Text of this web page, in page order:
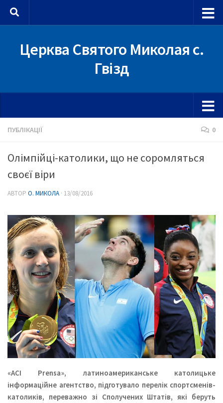
Skip to content
Церква Святого Миколая с.
Гвізд
ПУБЛІКАЦІЇ 0
Олімпійці-католики, що не соромляться
своєї віри
АВТОР О. МИКОЛА · 13/08/2016
«ACI Prensa», латиноамериканське католицьке
інформаційне агентство, підготувало перелік спортсменів-
католиків, переважно зі Сполучених Штатів, які беруть